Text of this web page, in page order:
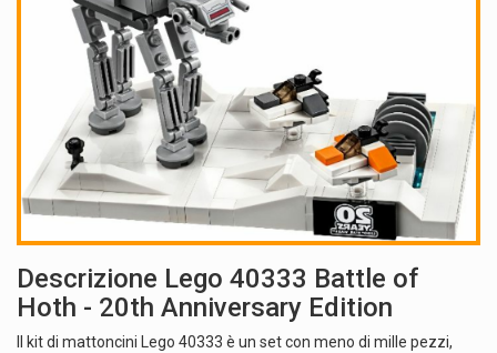
Descrizione Lego 40333 Battle of
Hoth - 20th Anniversary Edition
Il kit di mattoncini Lego 40333 è un set con meno di mille pezzi,